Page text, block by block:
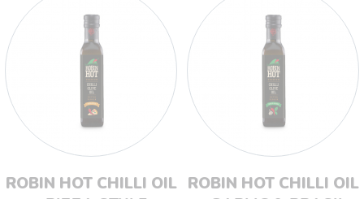
ROBIN HOT CHILLI OIL ROBIN HOT CHILLI OIL